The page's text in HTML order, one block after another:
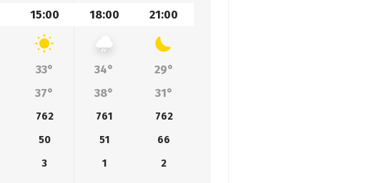
15:00 18:00 21:00
33° 34°
29°
37° 38° 31°
762 761
762
50 51
66
3 1
2